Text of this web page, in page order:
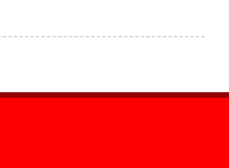
期交渉が決着 年俸は約43億